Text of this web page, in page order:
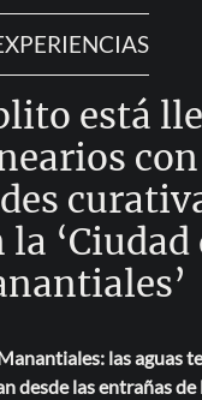
está
con
‘Ciudad
las aguas
desde las entrañas